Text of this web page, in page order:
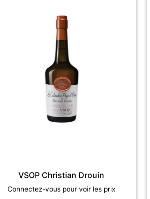
VSOP Christian Drouin
Connectez-vous pour voir les prix